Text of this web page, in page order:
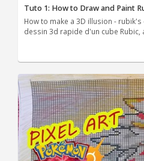
Tuto 1: How to Draw and Paint
How to make a 3D illusion -
dessin 3d rapide d'un cube Rubic,